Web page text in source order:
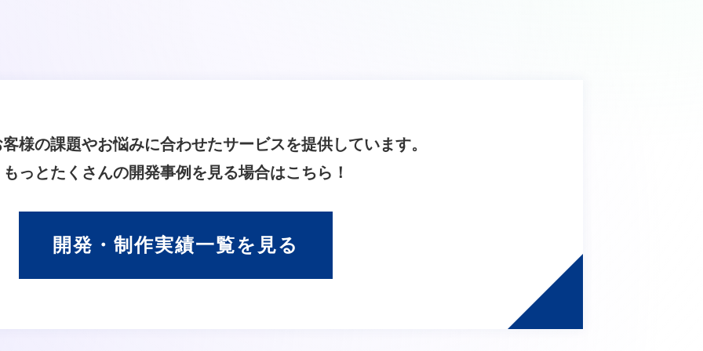
様の課題やお悩みに合わせたサービスを提供しています。
もっとたくさんの開発事例を見る場合はこちら！
開発・制作実績一覧を見る